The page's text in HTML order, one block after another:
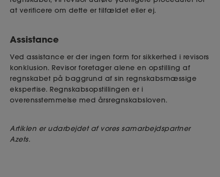
at verificere om dette er tilfældet eller ej.
Assistance
Ved assistance er der ingen form for sikkerhed i revisors
konklusion. Revisor foretager alene en opstilling af
regnskabet på baggrund af sin regnskabsmæssige
ekspertise. Regnskabsopstillingen er i
overensstemmelse med årsregnskabsloven.
Artiklen er udarbejdet af vores samarbejdspartner
Azets.